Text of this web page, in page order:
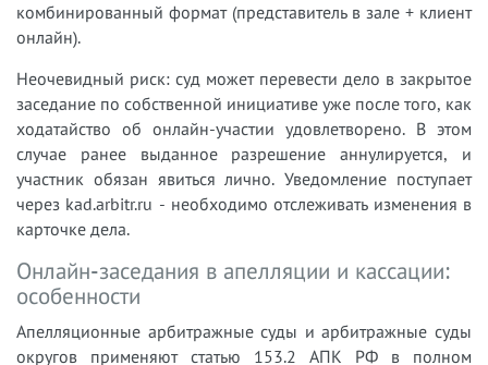
комбинированный формат (представитель в зале + клиент
онлайн).
Неочевидный риск: суд может перевести дело в закрытое
заседание по собственной инициативе уже после того, как
ходатайство об онлайн-участии удовлетворено. В этом
случае ранее выданное разрешение аннулируется, и
участник обязан явиться лично. Уведомление поступает
через kad.arbitr.ru - необходимо отслеживать изменения в
карточке дела.
Онлайн-заседания в апелляции и кассации:
особенности
Апелляционные арбитражные суды и арбитражные суды
округов применяют статью 153.2 АПК РФ в полном